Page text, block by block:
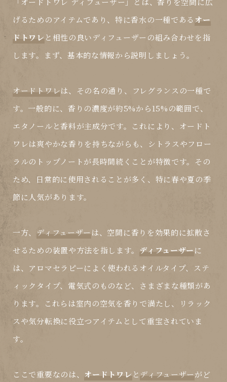
げるためのアイテムであり、特に香水の一種である オー
ドトワレと相性の良いディフューザーの組み合わせを指
します。まず、基本的な情報から説明しましょう。
オードトワレは、その名の通り、フレグランスの一種で
す。一般的に、香りの濃度が約5%から15%の範囲で、
エタノールと香料が主成分です。これにより、 オードト
ワレは爽やかな香りを持ちながらも、シトラスやフロー
ラルのトップノートが長時間続くことが特徴です。その
ため、日常的に使用されることが多く、特に春や夏の季
節に人気があります。
一方、 ディフューザーは、空間に香りを効果的に拡散さ
せるための装置や方法を指します。 ディフューザーに
は、アロマセラピーによく使われるオイルタイプ、ステ
ィックタイプ、電気式のものなど、さまざまな種類があ
ります。これらは室内の空気を香りで満たし、リラック
スや気分転換に役立つアイテムとして重宝されていま
す。
ここで重要なのは、 オードトワレと ディフューザーがど